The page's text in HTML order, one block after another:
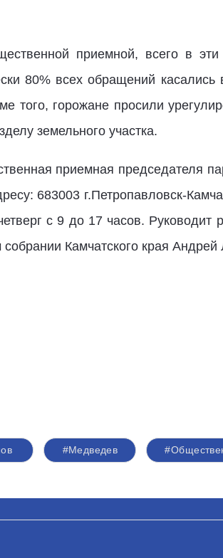
приемной, всего в
80% всех обращений
того, горожане просили
земельного участка.
приемная председателя
683003 г.Петропавловск-
с 9 до 17 часов. Руководит
Камчатского края
#Медведев